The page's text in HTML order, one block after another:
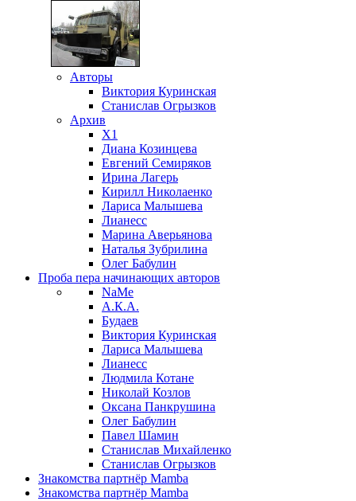
Авторы
Виктория Куринская
Станислав Огрызков
Архив
X1
Диана Козинцева
Евгений Семиряков
Ирина Лагерь
Кирилл Николаенко
Лариса Малышева
Лианесс
Марина Аверьянова
Наталья Зубрилина
Олег Бабулин
Проба пера начинающих авторов
NaMe
А.К.А.
Будаев
Виктория Куринская
Лариса Малышева
Лианесс
Людмила Котане
Николай Козлов
Оксана Панкрушина
Олег Бабулин
Павел Шамин
Станислав Михайленко
Станислав Огрызков
Знакомства партнёр Mamba
Знакомства партнёр Mamba